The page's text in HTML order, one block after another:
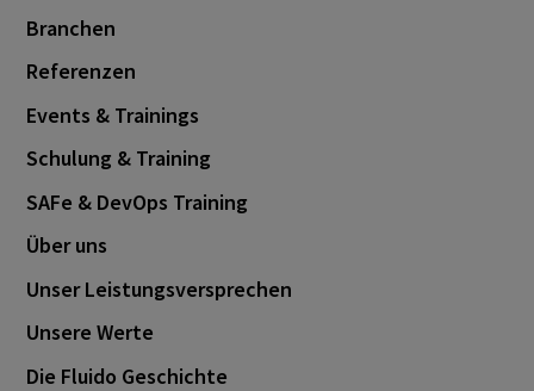
Branchen
Referenzen
Events & Trainings
Schulung & Training
SAFe & DevOps Training
Über uns
Unser Leistungsversprechen
Unsere Werte
Die Fluido Geschichte